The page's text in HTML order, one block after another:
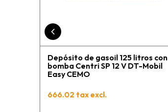
Depósito de gasoil 125 litros con
bomba Centri SP 12 V DT-Mobil
Easy CEMO
666.02 tax excl.